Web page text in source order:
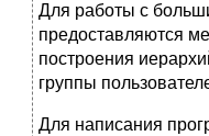
Для работы с
предоставляются
построения
группы
Для написания